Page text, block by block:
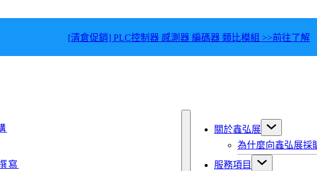
[清倉促銷] PLC控制器 感測器 編碼器 類比模組 >>前往了解
寫
關於鑫弘展
為什麼向鑫弘展採
服務項目